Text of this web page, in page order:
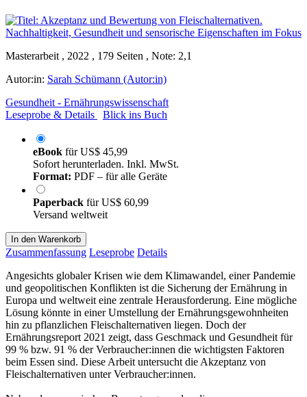
Masterarbeit , 2022 , 179 Seiten , Note: 2,1
Autor:in: Sarah Schümann (Autor:in)
Gesundheit - Ernährungswissenschaft
Leseprobe & Details
Blick ins Buch
eBook fürUS$ 45,99
Sofort herunterladen. Inkl. MwSt.
Format: PDF – für alle Geräte
Paperback fürUS$ 60,99
Versand weltweit
In den Warenkorb
Zusammenfassung Leseprobe Details
Angesichts globaler Krisen wie dem Klimawandel, einer Pandemie
und geopolitischen Konflikten ist die Sicherung der Ernährung in
Europa und weltweit eine zentrale Herausforderung. Eine mögliche
Lösung könnte in einer Umstellung der Ernährungsgewohnheiten
hin zu pflanzlichen Fleischalternativen liegen. Doch der
Ernährungsreport 2021 zeigt, dass Geschmack und Gesundheit für
99 % bzw. 91 % der Verbraucher:innen die wichtigsten Faktoren
beim Essen sind. Diese Arbeit untersucht die Akzeptanz von
Fleischalternativen unter Verbraucher:innen.